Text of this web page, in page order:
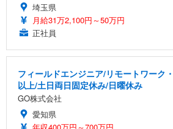
埼玉県
月給31万2,100円～50万円
正社員
フィールドエンジニア/リモートワーク
以上/土日両日固定休み/日曜休み
GO株式会社
愛知県